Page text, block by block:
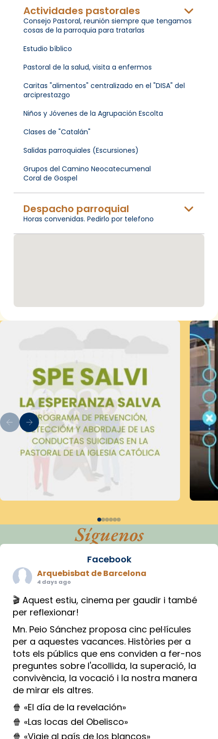
Actividades pastorales
Consejo Pastoral, reunión siempre que tengamos
cosas de la parroquia para tratarlas
Estudio bíblico
Pastoral de la salud, visita a enfermos
Caritas "alimentos" centralizado en el "DISA" del
arciprestazgo
Niños y Jóvenes de la Agrupación Escolta
Clases de "Catalán"
Salidas parroquiales (Escursiones)
Grupos del Camino Neocatecumenal
Coral de Gospel
Despacho parroquial
Horas convenidas. Pedirlo por telefono
Síguenos
Facebook
Arquebisbat de Barcelona
4 days ago
🎬 Aquest estiu, cinema per gaudir i també
per reflexionar!
Mn. Peio Sánchez proposa cinc pel·lícules
per a aquestes vacances. Històries per a
tots els públics que ens conviden a fer-nos
preguntes sobre l'acollida, la superació, la
convivència, la vocació i la nostra manera
de mirar els altres.
🍿 «El día de la revelación»
🍿 «Las locas del Obelisco»
🍿 «Viaje al país de los blancos»